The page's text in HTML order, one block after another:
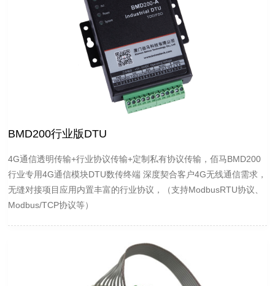
BMD200行业版DTU
4G通信透明传输+行业协议传输+定制私有协议传输，佰马BMD200
行业专用4G通信模块DTU数传终端 深度契合客户4G无线通信需求，
无缝对接项目应用内置丰富的行业协议，（支持ModbusRTU协议、
Modbus/TCP协议等）